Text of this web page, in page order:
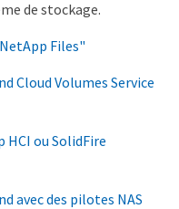
de stockage.
Files"
Cloud Volumes Service
ou SolidFire
avec des pilotes NAS